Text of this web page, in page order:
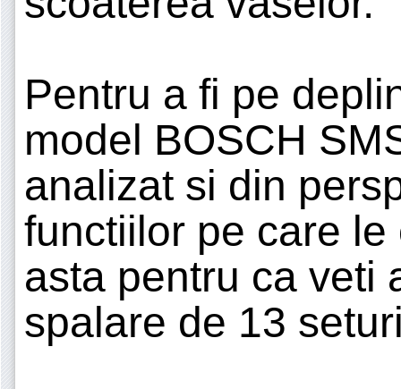
Pentru a fi pe
model BOSCH
analizat si din
functiilor pe care
asta pentru ca veti
spalare de 13